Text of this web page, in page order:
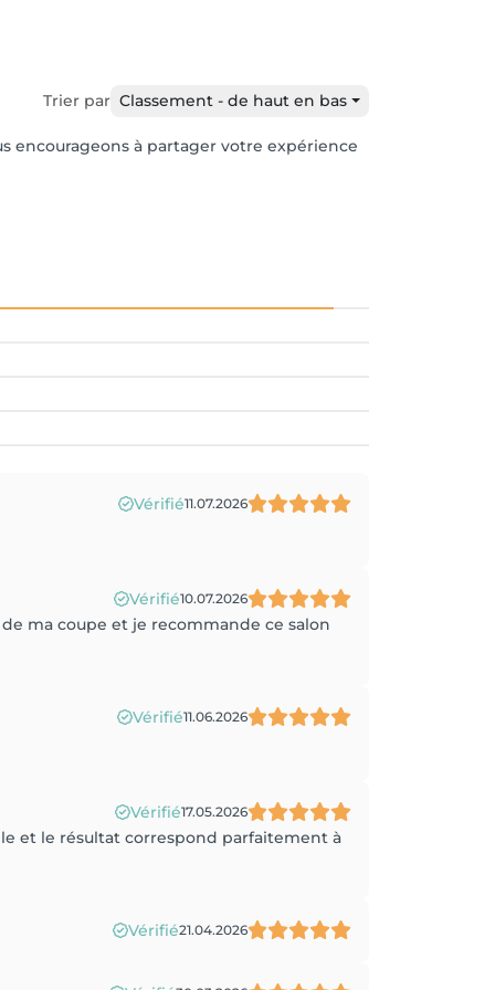
Trier par Classement - de haut en bas
encourageons à partager votre expérience
Vérifié11.07.2026
Vérifié10.07.2026
ma coupe et je recommande ce salon
Vérifié11.06.2026
Vérifié17.05.2026
et le résultat correspond parfaitement à
Vérifié21.04.2026